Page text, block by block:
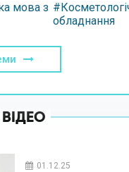
мова з
обладнання
01.12.25